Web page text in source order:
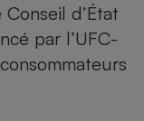
d’État
par l’UFC-
ménager